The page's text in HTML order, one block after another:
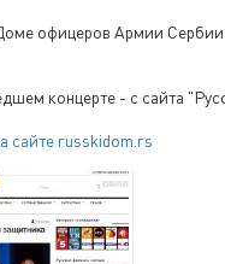
офицеров Армии
концерте - с сайта
сайте russkidom.rs